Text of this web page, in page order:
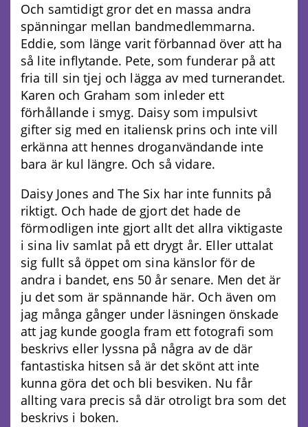
Och samtidigt gror det en massa andra
spänningar mellan bandmedlemmarna.
Eddie, som länge varit förbannad över att ha
så lite inflytande. Pete, som funderar på att
fria till sin tjej och lägga av med turnerandet.
Karen och Graham som inleder ett
förhållande i smyg. Daisy som impulsivt
gifter sig med en italiensk prins och inte vill
erkänna att hennes droganvändande inte
bara är kul längre. Och så vidare.
Daisy Jones and The Six har inte funnits på
riktigt. Och hade de gjort det hade de
förmodligen inte gjort allt det allra viktigaste
i sina liv samlat på ett drygt år. Eller uttalat
sig fullt så öppet om sina känslor för de
andra i bandet, ens 50 år senare. Men det är
ju det som är spännande här. Och även om
jag många gånger under läsningen önskade
att jag kunde googla fram ett fotografi som
beskrivs eller lyssna på några av de där
fantastiska hitsen så är det skönt att inte
kunna göra det och bli besviken. Nu får
allting vara precis så där otroligt bra som det
beskrivs i boken.